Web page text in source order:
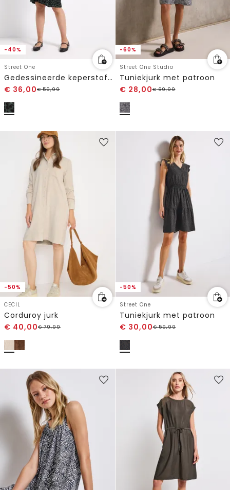
-40%
Street One
Gedessineerde keperstof jurk
€ 36,00€59,99
-60%
Street One Studio
Tuniekjurk met patroon
€ 28,00€69,99
-50%
CECIL
Corduroy jurk
€ 40,00€79,99
-50%
Street One
Tuniekjurk met patroon
€ 30,00€59,99